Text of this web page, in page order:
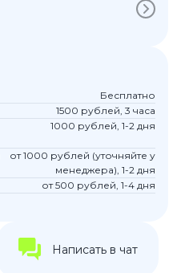
Бесплатно
1500 рублей, 3 часа
1000 рублей, 1-2 дня
от 1000 рублей (уточняйте у
менеджера), 1-2 дня
от 500 рублей, 1-4 дня
Написать в чат